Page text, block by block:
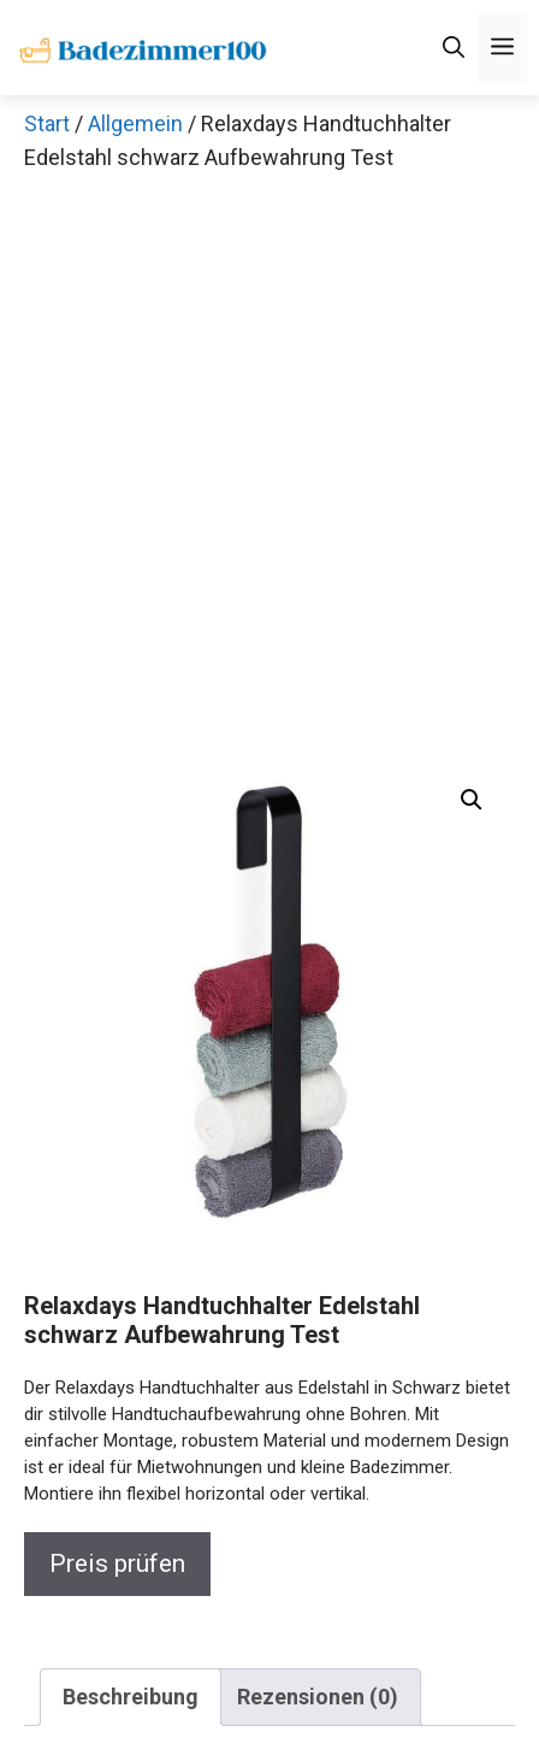
Inhalt
Start /Allgemein / Relaxdays Handtuchhalter
Edelstahl schwarz Aufbewahrung Test
Relaxdays Handtuchhalter Edelstahl
schwarz Aufbewahrung Test
Der Relaxdays Handtuchhalter aus Edelstahl in Schwarz bietet
dir stilvolle Handtuchaufbewahrung ohne Bohren. Mit
einfacher Montage, robustem Material und modernem Design
ist er ideal für Mietwohnungen und kleine Badezimmer.
Montiere ihn flexibel horizontal oder vertikal.
Preis prüfen
Beschreibung Rezensionen (0)